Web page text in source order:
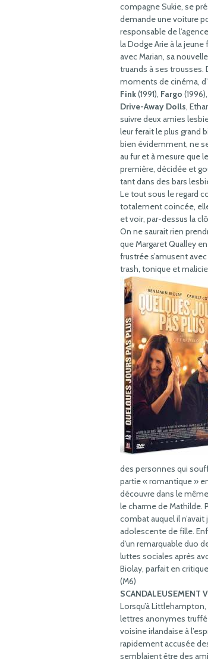
compagne Sukie, se
demande une voiture
responsable de
la Dodge Arie à la
avec Marian, sa
truands à ses trousses.
moments de cinéma, d’
Fink(1991), Fargo (1996),
Drive-Away Dolls,
suivre deux amies
leur ferait le plus grand
bien évidemment, ne
au fur et à mesure que
première, décidée et
tant dans des bars
Le tout sous le regard
totalement coincée,
et voir, par-dessus la
On ne saurait rien
que Margaret Qualley
frustrée s’amusent
trash, tonique et
des personnes qui
partie « romantique »
découvre dans le
le charme de Mathilde.
combat auquel il
adolescente de fille.
d’un remarquable duo
luttes sociales après
Biolay, parfait en
(M6)
SCANDALEUSEMENT
Lorsqu’à
lettres anonymes
voisine irlandaise à
rapidement accusée
semblaient être des